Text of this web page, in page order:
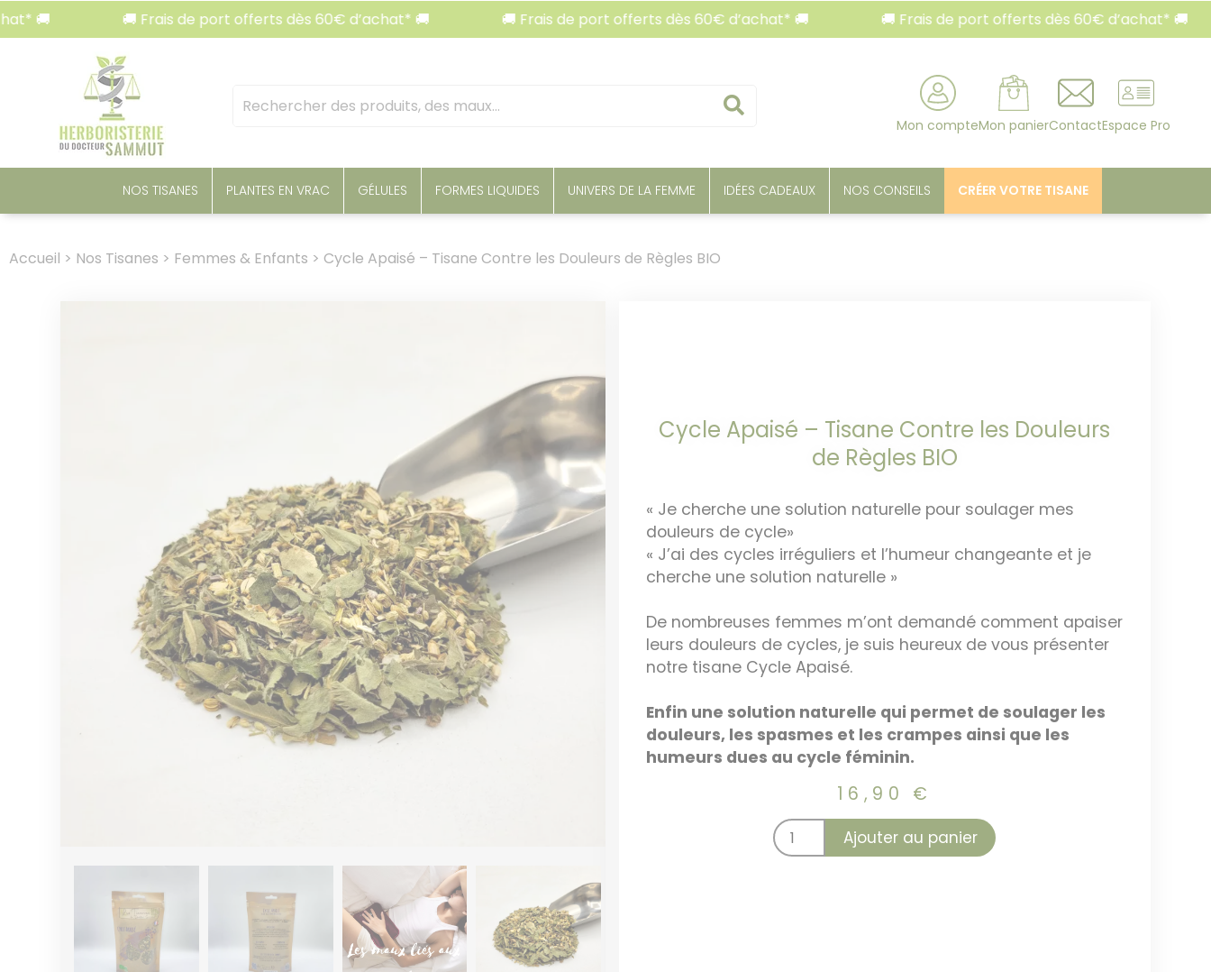
🚚 Frais de port offerts dès 60€ d’achat* 🚚 🚚 Frais de port offerts dès 60€ d’achat* 🚚 🚚 Frais de port offerts dès 60€ d’achat* 🚚
Mots
clés
Mon compteMon panierContactEspace Pro
NOS TISANES PLANTES EN VRAC GÉLULES FORMES LIQUIDES UNIVERS DE LA FEMME IDÉES CADEAUX NOS CONSEILS CRÉER VOTRE TISANE
Accueil > Nos Tisanes > Femmes & Enfants > Cycle Apaisé – Tisane Contre les Douleurs de Règles BIO
Cycle Apaisé – Tisane Contre les Douleurs
de Règles BIO
« Je cherche une solution naturelle pour soulager mes
douleurs de cycle»
« J’ai des cycles irréguliers et l’humeur changeante et je
cherche une solution naturelle »
De nombreuses femmes m’ont demandé comment apaiser
leurs douleurs de cycles, je suis heureux de vous présenter
notre tisane Cycle Apaisé.
Enfin une solution naturelle qui permet de soulager les
douleurs, les spasmes et les crampes ainsi que les
humeurs dues au cycle féminin.
16,90 €
Ajouter au panier
Panneau de gestion des cookies